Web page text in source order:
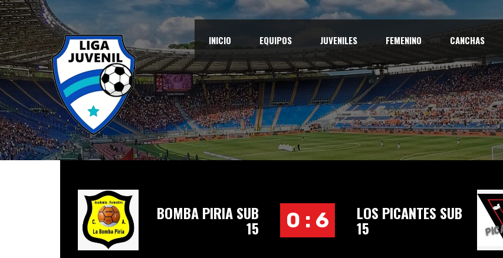
INICIO EQUIPOS JUVENILES FEMENINO CANCHAS
BOMBA PIRIA SUB
15 0 : 6 LOS PICANTES SUB
15